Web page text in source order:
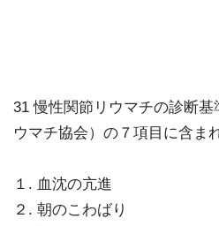
31 慢性関節リウマチの診断基
ウマチ協会）の７項目に含ま
１. 血沈の亢進
２. 朝のこわばり